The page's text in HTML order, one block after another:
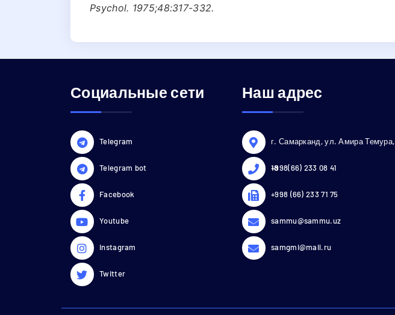
Psychol. 1975;48:317-332.
Социальные сети
Telegram
Telegram bot
Facebook
Youtube
Instagram
Twitter
Наш адрес
г. Самарканд, ул. Амира Темура,
18
+998(66) 233 08 41
+998 (66) 233 71 75
sammu@sammu.uz
samgmi@mail.ru